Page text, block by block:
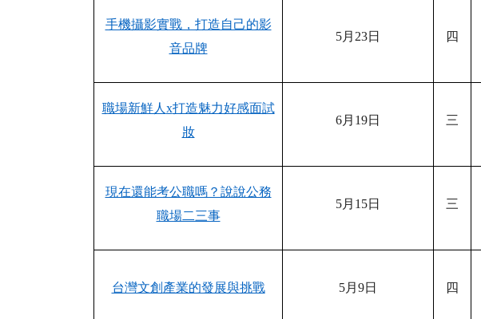
手機攝影實戰，打造自己的影
音品牌
5月 23日 四
職場新鮮人 x打造魅力好感面試
妝
6月 19日 三
現在還能考公職嗎？說說公務
職場二三事
5月 15日 三
台灣文創產業的發展與挑戰 5月 9日 四